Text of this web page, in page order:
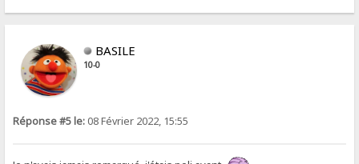
BASILE
10-0
Réponse #5 le: 08 Février 2022, 15:55